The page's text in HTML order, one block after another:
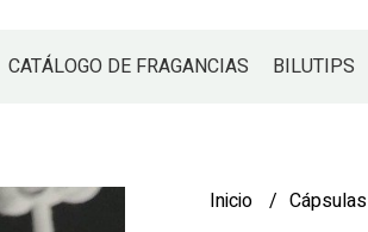
CATÁLOGO DE FRAGANCIAS BILUTIPS
Inicio Cápsulas